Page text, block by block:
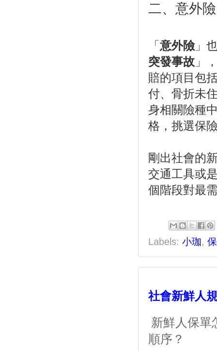
二、意外險
「意外險」
突發事故 」
賠的項目包
付、骨折未
身相關險種
格，挑選保
剛出社會的
交通工具或
個階段對最
Labels: 小珈,
社會新鮮人
新鮮人保單
順序？